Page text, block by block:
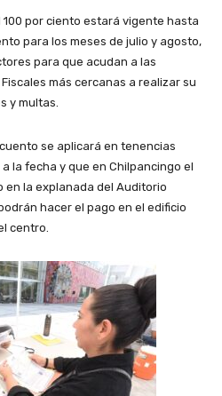
por ciento estará vigente hasta
para los meses de julio y agosto,
para que acudan a las
más cercanas a realizar su
y multas.
se aplicará en tenencias
la fecha y que en Chilpancingo el
en la explanada del Auditorio
hacer el pago en el edificio
centro.